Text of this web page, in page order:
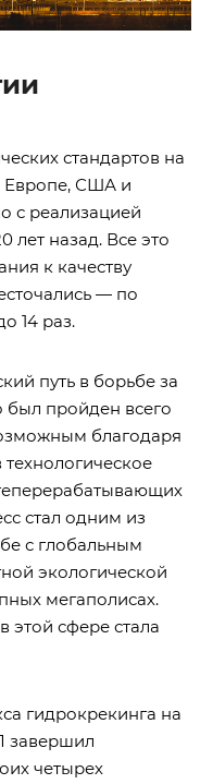
стандартов на
Европе, США и
с реализацией
лет назад. Все это
к качеству
— по
14 раз.
путь в борьбе за
был пройден всего
благодаря
стал одним из
с глобальным
экологической
мегаполисах.
сфере стала
гидрокрекинга на
завершил
четырех